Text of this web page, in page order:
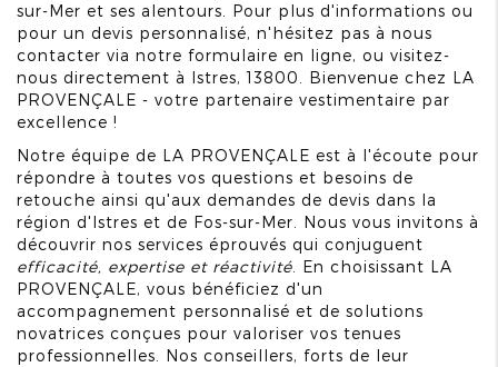
sur-Mer et ses alentours. Pour plus d'informations ou
pour un devis personnalisé, n'hésitez pas à nous
contacter via notre formulaire en ligne, ou visitez-
nous directement à Istres, 13800. Bienvenue chez LA
PROVENÇALE - votre partenaire vestimentaire par
excellence !
Notre équipe de LA PROVENÇALE est à l'écoute pour
répondre à toutes vos questions et besoins de
retouche ainsi qu'aux demandes de devis dans la
région d'Istres et de Fos-sur-Mer. Nous vous invitons à
découvrir nos services éprouvés qui conjuguent
efficacité, expertise et réactivité . En choisissant LA
PROVENÇALE, vous bénéficiez d'un
accompagnement personnalisé et de solutions
novatrices conçues pour valoriser vos tenues
professionnelles. Nos conseillers, forts de leur